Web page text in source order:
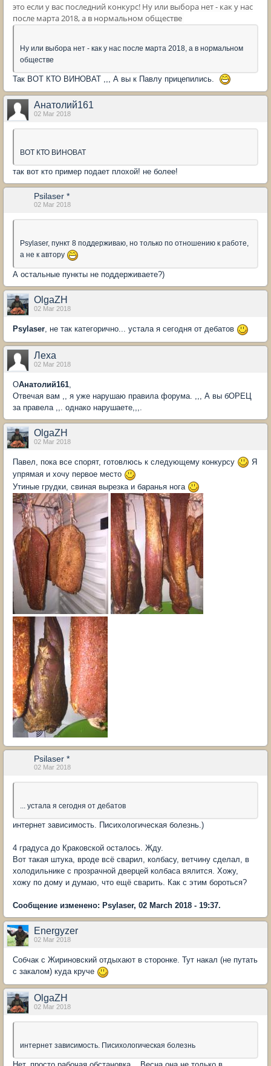
это если у вас последний конкурс! Ну или выбора нет - как у нас
после марта 2018, а в нормальном обществе
Ну или выбора нет - как у нас после марта 2018, а в нормальном
обществе
Так ВОТ КТО ВИНОВАТ ,,, А вы к Павлу прицепились.
Анатолий161
02 Mar 2018
ВОТ КТО ВИНОВАТ
так вот кто пример подает плохой! не более!
Psilaser *
02 Mar 2018
Psylaser, пункт 8 поддерживаю, но только по отношению к работе,
а не к автору
А остальные пункты не поддерживаете?)
OlgaZH
02 Mar 2018
Psylaser, не так категорично... устала я сегодня от дебатов
Леха
02 Mar 2018
ОАнатолий161
Отвечая вам ,, я уже нарушаю правила форума. ,,, А вы бОРЕЦ
за правела ,,. однако нарушаете,,,.
OlgaZH
02 Mar 2018
Павел, пока все спорят, готовлюсь к следующему конкурсу
Я
упрямая и хочу первое место
Утиные грудки, свиная вырезка и баранья нога
Psilaser *
02 Mar 2018
... устала я сегодня от дебатов
интернет зависимость. Писихологическая болезнь.)
4 градуса до Краковской осталось. Жду.
Вот такая штука, вроде всё сварил, колбасу, ветчину сделал, в
холодильнике с прозрачной дверцей колбаса вялится. Хожу,
хожу по дому и думаю, что ещё сварить. Как с этим бороться?
Сообщение изменено: Psylaser, 02 March 2018 - 19:37.
Energyzer
02 Mar 2018
Собчак с Жириновский отдыхают в сторонке. Тут накал (не путать
с закалом) куда круче
OlgaZH
02 Mar 2018
интернет зависимость. Писихологическая болезнь